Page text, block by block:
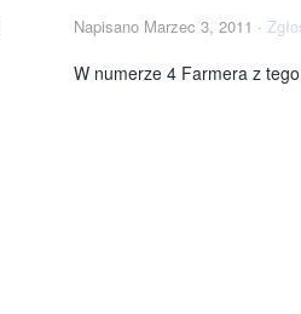
Napisano Marzec 3, 2011 ·
W numerze 4 Farmera z